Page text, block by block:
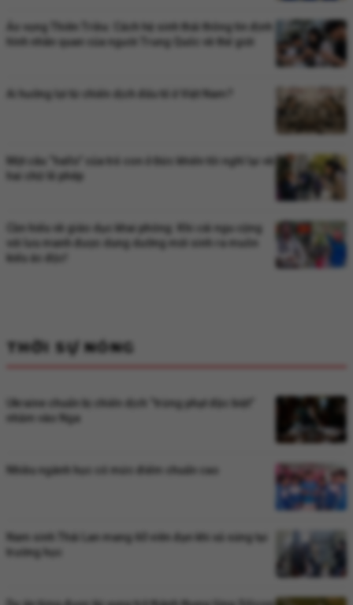
Ảo vọng Thiên Triều: Cách hệ sinh thái thông tin định
hình nhãn quan của người Trung Quốc về thế giới
Ai hưởng lợi từ chiến dịch đấu tố ở Việt Nam?
Một câu “hallo” của trẻ con ở Đức khiến tôi nghĩ lại về
hai chữ lễ phép
Cần hiểu về giáo dục khai phóng: Khi cái ngu cộng
với lưu manh được dung dưỡng mới sinh ra muôn
THỜI SỰ NÓNG
Ukraine chuẩn bị chiến dịch “trừng phạt đặc biệt”
nhằm vào Nga
Nhiều ngành học có mức điểm chuẩn cao
Nam sinh Thái Lan mang 60 viên đạn khi xả súng tại
trường học